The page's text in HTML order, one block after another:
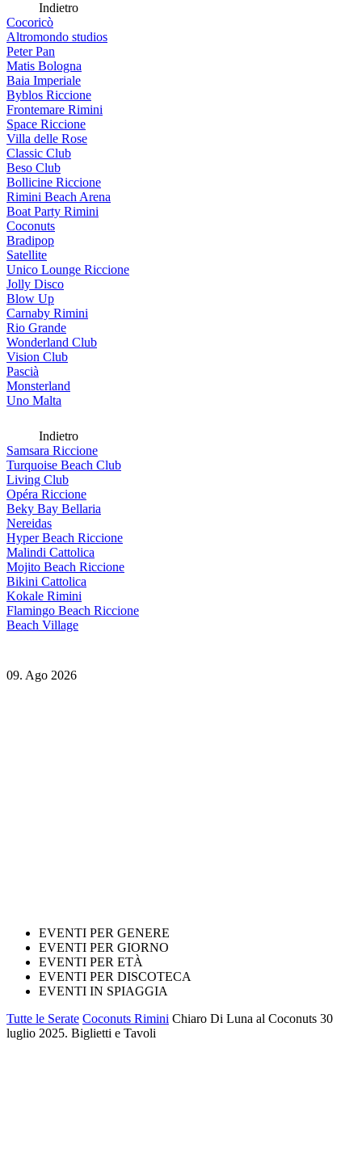
Indietro
Cocoricò
Altromondo studios
Peter Pan
Matis Bologna
Baia Imperiale
Byblos Riccione
Frontemare Rimini
Space Riccione
Villa delle Rose
Classic Club
Beso Club
Bollicine Riccione
Rimini Beach Arena
Boat Party Rimini
Coconuts
Bradipop
Satellite
Unico Lounge Riccione
Jolly Disco
Blow Up
Carnaby Rimini
Rio Grande
Wonderland Club
Vision Club
Pascià
Monsterland
Uno Malta
Indietro
Samsara Riccione
Turquoise Beach Club
Living Club
Opéra Riccione
Beky Bay Bellaria
Nereidas
Hyper Beach Riccione
Malindi Cattolica
Mojito Beach Riccione
Bikini Cattolica
Kokale Rimini
Flamingo Beach Riccione
Beach Village
09. Ago 2026
EVENTI PER GENERE
EVENTI PER GIORNO
EVENTI PER ETÀ
EVENTI PER DISCOTECA
EVENTI IN SPIAGGIA
Tutte le Serate Coconuts Rimini Chiaro Di Luna al Coconuts 30
luglio 2025. Biglietti e Tavoli